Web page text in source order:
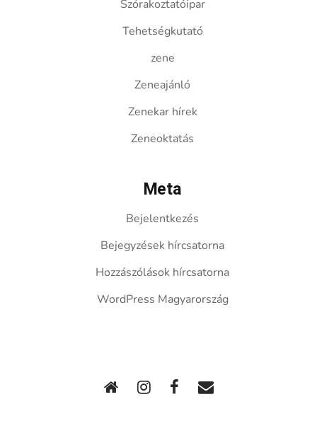
Szórakoztatóipar
Tehetségkutató
zene
Zeneajánló
Zenekar hírek
Zeneoktatás
Meta
Bejelentkezés
Bejegyzések hírcsatorna
Hozzászólások hírcsatorna
WordPress Magyarország